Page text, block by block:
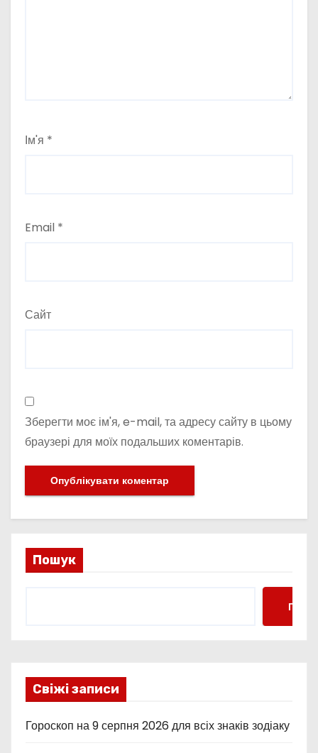
Ім'я *
Email *
Сайт
Зберегти моє ім'я, e-mail, та адресу сайту в цьому
браузері для моїх подальших коментарів.
Пошук
Свіжі записи
Гороскоп на 9 серпня 2026 для всіх знаків зодіаку